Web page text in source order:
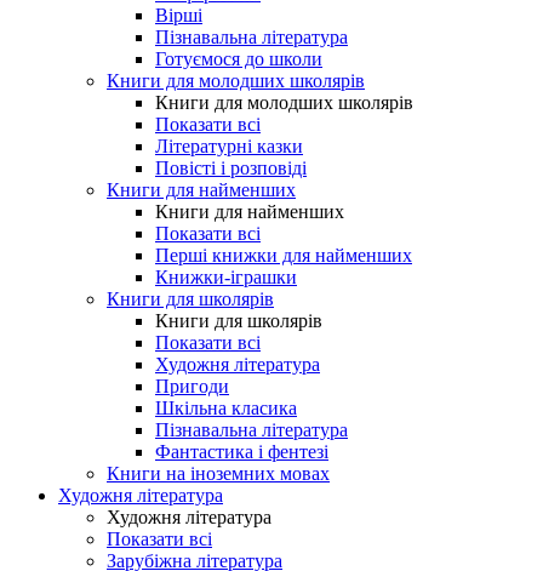
Вірші
Пізнавальна література
Готуємося до школи
Книги для молодших школярів
Книги для молодших школярів
Показати всі
Літературні казки
Повісті і розповіді
Книги для найменших
Книги для найменших
Показати всі
Перші книжки для найменших
Книжки-іграшки
Книги для школярів
Книги для школярів
Показати всі
Художня література
Пригоди
Шкільна класика
Пізнавальна література
Фантастика і фентезі
Книги на іноземних мовах
Художня література
Художня література
Показати всі
Зарубіжна література